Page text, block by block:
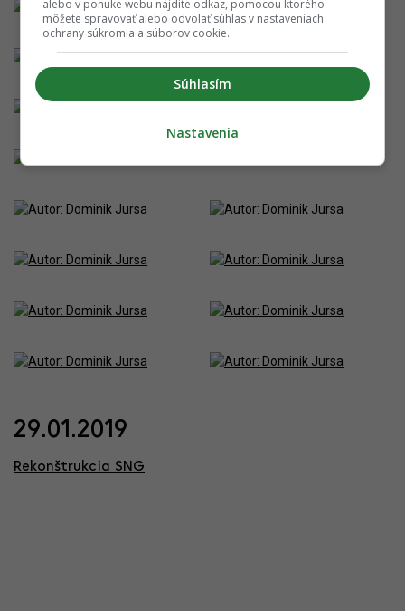
29.01.2019
Rekonštrukcia SNG
alebo v ponuke webu nájdite odkaz, pomocou ktorého
môžete spravovať alebo odvolať súhlas v nastaveniach
ochrany súkromia a súborov cookie.
Súhlasím
Nastavenia